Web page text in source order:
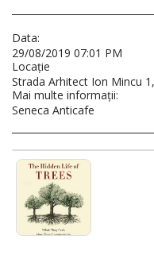
Data:
29/08/2019 07:01 PM
Locaţie
Strada Arhitect Ion Mincu
Mai multe informaţii:
Seneca Anticafe